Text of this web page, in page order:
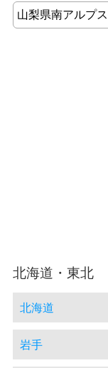
北海道・東北
北海道
岩手